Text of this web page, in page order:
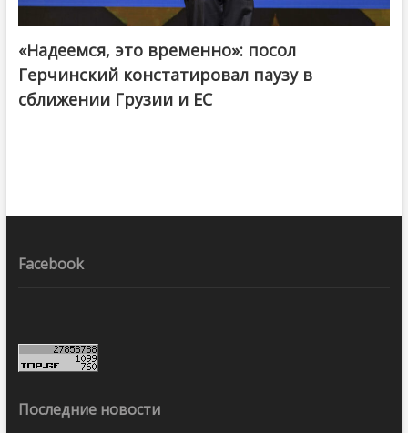
«Надеемся, это временно»: посол
Герчинский констатировал паузу в
сближении Грузии и ЕС
Facebook
Последние новости